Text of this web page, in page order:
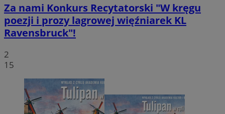
Za nami Konkurs Recytatorski "W kręgu
poezji i prozy lagrowej więźniarek KL
Ravensbruck"!
2
15